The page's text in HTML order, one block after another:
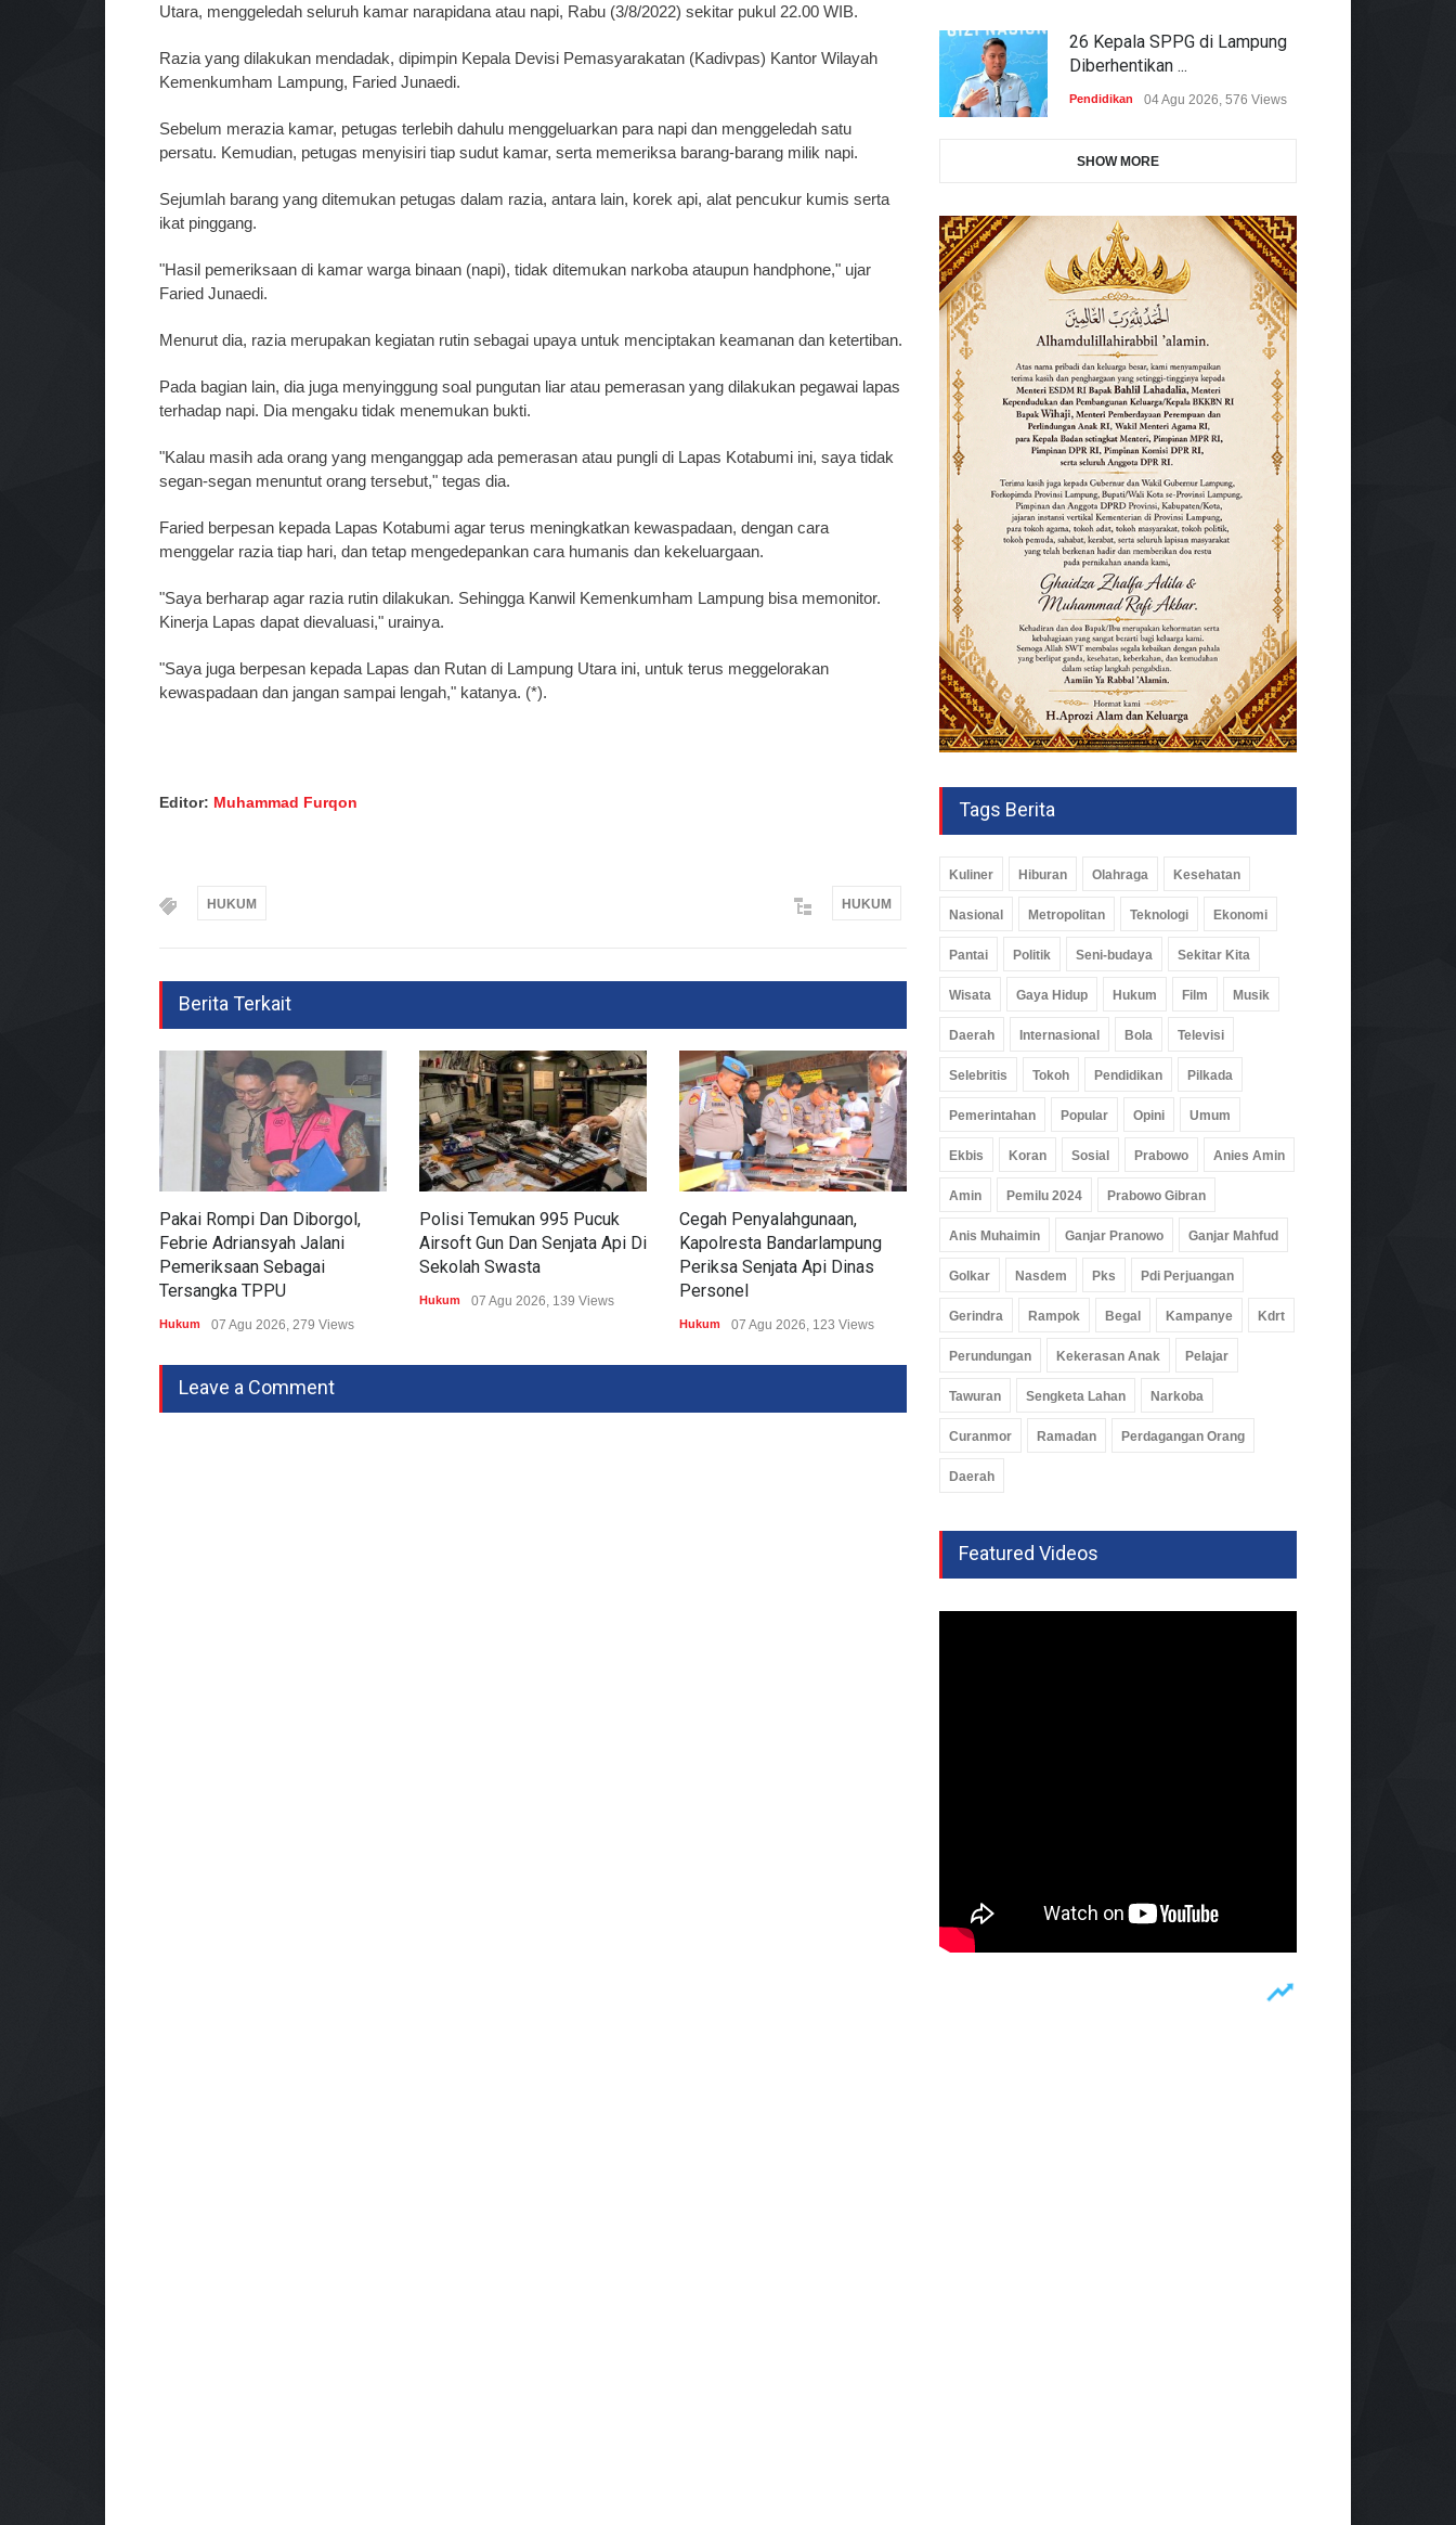
Utara, menggeledah seluruh kamar narapidana atau napi, Rabu (3/8/2022) sekitar pukul 22.00 WIB.
Razia yang dilakukan mendadak, dipimpin Kepala Devisi Pemasyarakatan (Kadivpas) Kantor Wilayah
Kemenkumham Lampung, Faried Junaedi.
Sebelum merazia kamar, petugas terlebih dahulu menggeluarkan para napi dan menggeledah satu
persatu. Kemudian, petugas menyisiri tiap sudut kamar, serta memeriksa barang-barang milik napi.
Sejumlah barang yang ditemukan petugas dalam razia, antara lain, korek api, alat pencukur kumis serta
ikat pinggang.
"Hasil pemeriksaan di kamar warga binaan (napi), tidak ditemukan narkoba ataupun handphone," ujar
Faried Junaedi.
Menurut dia, razia merupakan kegiatan rutin sebagai upaya untuk menciptakan keamanan dan ketertiban.
Pada bagian lain, dia juga menyinggung soal pungutan liar atau pemerasan yang dilakukan pegawai lapas
terhadap napi. Dia mengaku tidak menemukan bukti.
"Kalau masih ada orang yang menganggap ada pemerasan atau pungli di Lapas Kotabumi ini, saya tidak
segan-segan menuntut orang tersebut," tegas dia.
Faried berpesan kepada Lapas Kotabumi agar terus meningkatkan kewaspadaan, dengan cara
menggelar razia tiap hari, dan tetap mengedepankan cara humanis dan kekeluargaan.
"Saya berharap agar razia rutin dilakukan. Sehingga Kanwil Kemenkumham Lampung bisa memonitor.
Kinerja Lapas dapat dievaluasi," urainya.
"Saya juga berpesan kepada Lapas dan Rutan di Lampung Utara ini, untuk terus meggelorakan
kewaspadaan dan jangan sampai lengah," katanya. (*).
Editor: Muhammad Furqon
HUKUM HUKUM
Berita Terkait
Pakai Rompi Dan Diborgol,
Febrie Adriansyah Jalani
Pemeriksaan Sebagai
Tersangka TPPU
Hukum 07 Agu 2026, 279 Views
Polisi Temukan 995 Pucuk
Airsoft Gun Dan Senjata Api Di
Sekolah Swasta
Hukum 07 Agu 2026, 139 Views
Cegah Penyalahgunaan,
Kapolresta Bandarlampung
Periksa Senjata Api Dinas
Personel
Hukum 07 Agu 2026, 123 Views
PPA Di Seluruh Kecamatan
Hukum 06 Agu 2026, 305 Views
Leave a Comment
26 Kepala SPPG di Lampung
Diberhentikan ...
Pendidikan 04 Agu 2026, 576 Views
SHOW MORE
Tags Berita
Kuliner Hiburan Olahraga Kesehatan
Nasional Metropolitan Teknologi Ekonomi
Pantai Politik Seni-budaya Sekitar Kita
Wisata Gaya Hidup Hukum Film Musik
Daerah Internasional Bola Televisi
Selebritis Tokoh Pendidikan Pilkada
Pemerintahan Popular Opini Umum
Ekbis Koran Sosial Prabowo Anies Amin
Amin Pemilu 2024 Prabowo Gibran
Anis Muhaimin Ganjar Pranowo Ganjar Mahfud
Golkar Nasdem Pks Pdi Perjuangan
Gerindra Rampok Begal Kampanye Kdrt
Perundungan Kekerasan Anak Pelajar
Tawuran Sengketa Lahan Narkoba
Curanmor Ramadan Perdagangan Orang
Daerah
Featured Videos